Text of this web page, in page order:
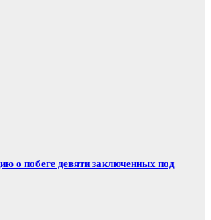
о побеге девяти заключенных под